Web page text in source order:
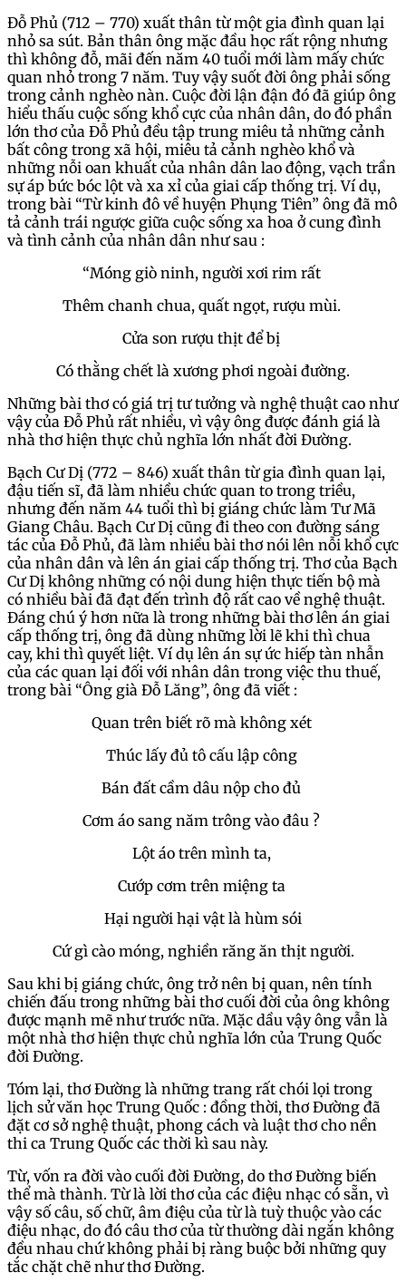
Đỗ Phủ (712 – 770) xuất thân từ một gia đình quan lại
nhỏ sa sút. Bản thân ông mặc đầu học rất rộng nhưng
thì không đỗ, mãi đến năm 40 tuổi mới làm mấy chức
quan nhỏ trong 7 năm. Tuy vậy suốt đời ông phải sống
trong cảnh nghèo nàn. Cuộc đời lận đận đó đã giúp ông
hiểu thấu cuộc sống khổ cực của nhân dân, do đó phần
lớn thơ của Đỗ Phủ đều tập trung miêu tả những cảnh
bất công trong xã hội, miêu tả cảnh nghèo khổ và
những nỗi oan khuất của nhân dân lao động, vạch trần
sự áp bức bóc lột và xa xỉ của giai cấp thống trị. Ví dụ,
trong bài “Từ kinh đô về huyện Phụng Tiên” ông đã mô
tả cảnh trái ngược giữa cuộc sống xa hoa ở cung đình
và tình cảnh của nhân dân như sau :
“Móng giò ninh, người xơi rim rất
Thêm chanh chua, quất ngọt, rượu mùi.
Cửa son rượu thịt để bị
Có thằng chết là xương phơi ngoài đường.
Những bài thơ có giá trị tư tưởng và nghệ thuật cao như
vậy của Đỗ Phủ rất nhiều, vì vậy ông được đánh giá là
nhà thơ hiện thực chủ nghĩa lớn nhất đời Đường.
Bạch Cư Dị (772 – 846) xuất thân từ gia đình quan lại,
đậu tiến sĩ, đã làm nhiều chức quan to trong triều,
nhưng đến năm 44 tuổi thì bị giáng chức làm Tư Mã
Giang Châu. Bạch Cư Dị cũng đi theo con đường sáng
tác của Đỗ Phủ, đã làm nhiều bài thơ nói lên nỗi khổ cực
của nhân dân và lên án giai cấp thống trị. Thơ của Bạch
Cư Dị không những có nội dung hiện thực tiến bộ mà
có nhiều bài đã đạt đến trình độ rất cao về nghệ thuật.
Đáng chú ý hơn nữa là trong những bài thơ lên án giai
cấp thống trị, ông đã dùng những lời lẽ khi thì chua
cay, khi thì quyết liệt. Ví dụ lên án sự ức hiếp tàn nhẫn
của các quan lại đối với nhân dân trong việc thu thuế,
trong bài “Ông già Đỗ Lăng”, ông đã viết :
Quan trên biết rõ mà không xét
Thúc lấy đủ tô cấu lập công
Bán đất cầm dâu nộp cho đủ
Cơm áo sang năm trông vào đâu ?
Lột áo trên mình ta,
Cướp cơm trên miệng ta
Hại người hại vật là hùm sói
Cứ gì cào móng, nghiền răng ăn thịt người.
Sau khi bị giáng chức, ông trở nên bị quan, nên tính
chiến đấu trong những bài thơ cuối đời của ông không
được mạnh mẽ như trước nữa. Mặc dầu vậy ông vẫn là
một nhà thơ hiện thực chủ nghĩa lớn của Trung Quốc
đời Đường.
Tóm lại, thơ Đường là những trang rất chói lọi trong
lịch sử văn học Trung Quốc : đồng thời, thơ Đường đã
đặt cơ sở nghệ thuật, phong cách và luật thơ cho nền
thi ca Trung Quốc các thời kì sau này.
Từ, vốn ra đời vào cuối đời Đường, do thơ Đường biến
thể mà thành. Từ là lời thơ của các điệu nhạc có sẵn, vì
vậy số câu, số chữ, âm điệu của từ là tuỳ thuộc vào các
điệu nhạc, do đó câu thơ của từ thường dài ngắn không
đều nhau chứ không phải bị ràng buộc bởi những quy
tắc chặt chẽ như thơ Đường.